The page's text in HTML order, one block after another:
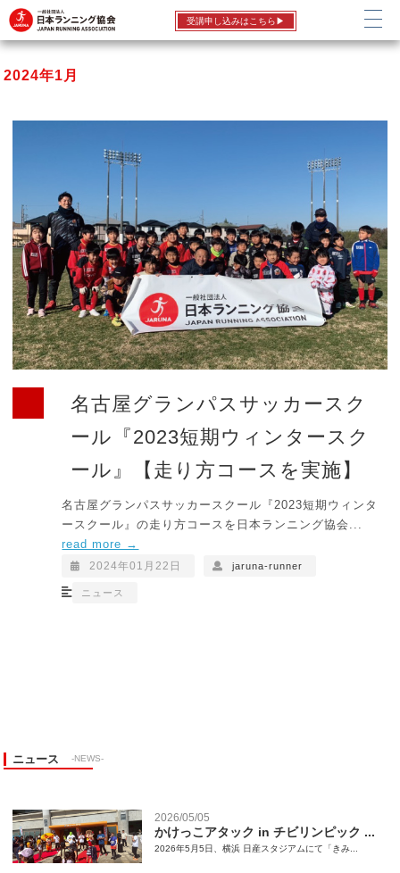
受講申し込みはこちら▶
2024年1月
名古屋グランパスサッカースク
ール『2023短期ウィンタースク
ール』【走り方コースを実施】
名古屋グランパスサッカースクール『2023短期ウィンタ
ースクール』の走り方コースを日本ランニング協会...
read more →
2024年01月22日 jaruna-runner
ニュース
ニュース -NEWS-
2026/05/05
かけっこアタック in チビリンピック ...
2026年5月5日、横浜 日産スタジアムにて「きみ...